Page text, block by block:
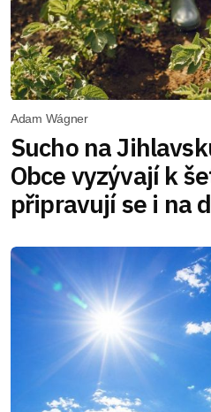
Adam Wágner
Sucho na
Obce vyzývají k
připravují se i na